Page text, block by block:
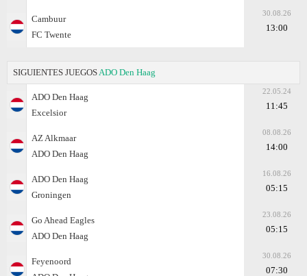
Cambuur
FC Twente
30.08.26
13:00
SIGUIENTES JUEGOS ADO Den Haag
ADO Den Haag
Excelsior
22.05.24
11:45
AZ Alkmaar
ADO Den Haag
08.08.26
14:00
ADO Den Haag
Groningen
16.08.26
05:15
Go Ahead Eagles
ADO Den Haag
23.08.26
05:15
Feyenoord
30.08.26
07:30